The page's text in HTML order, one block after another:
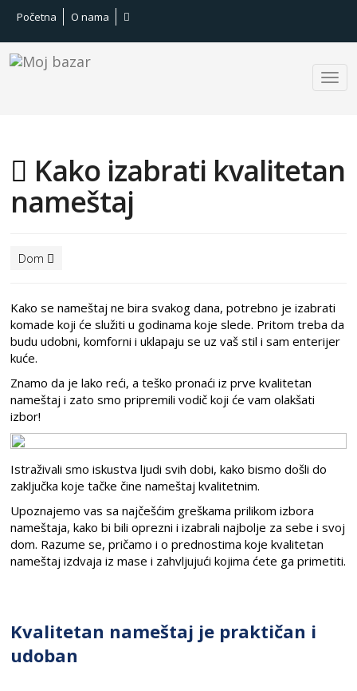
Početna O nama
Kako izabrati kvalitetan
nameštaj
Dom
Kako se nameštaj ne bira svakog dana, potrebno je izabrati
komade koji će služiti u godinama koje slede. Pritom treba da
budu udobni, komforni i uklapaju se uz vaš stil i sam enterijer
kuće.
Znamo da je lako reći, a teško pronaći iz prve kvalitetan
nameštaj i zato smo pripremili vodič koji će vam olakšati
izbor!
Istraživali smo iskustva ljudi svih dobi, kako bismo došli do
zaključka koje tačke čine nameštaj kvalitetnim.
Upoznajemo vas sa najčešćim greškama prilikom izbora
nameštaja, kako bi bili oprezni i izabrali najbolje za sebe i svoj
dom. Razume se, pričamo i o prednostima koje kvalitetan
nameštaj izdvaja iz mase i zahvljujući kojima ćete ga primetiti.
Kvalitetan nameštaj je praktičan i
udoban